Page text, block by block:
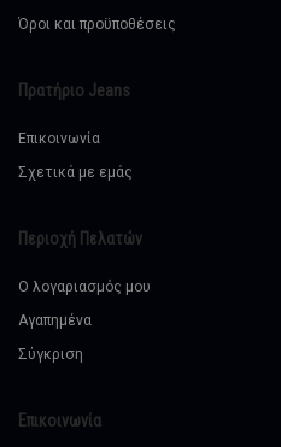
Όροι και προϋποθέσεις
Πρατήριο Jeans
Επικοινωνία
Σχετικά με εμάς
Περιοχή Πελατών
Ο λογαριασμός μου
Αγαπημένα
Σύγκριση
Επικοινωνία